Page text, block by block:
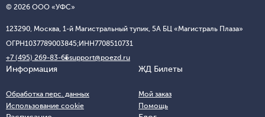
© 2026 ООО «УФС»
123290, Москва, 1-й Магистральный тупик, 5А БЦ «Магистраль Плаза»
ОГРН1037789003845;ИНН7708510731
+7 (495) 269-83-65support@poezd.ru
Информация
Обработка перс. данных
Использование cookie
ЖД Билеты
Мой заказ
Помощь